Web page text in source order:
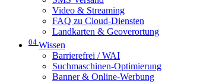
Video & Streaming
FAQ zu Cloud-Diensten
Landkarten & Geoverortung
04 Wissen
Barrierefrei / WAI
Suchmaschinen-Optimierung
Banner & Online-Werbung